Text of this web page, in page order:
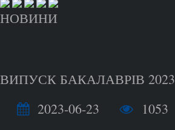
НОВИНИ
ВИПУСК БАКАЛАВРІВ 2023
2023-06-23
1053